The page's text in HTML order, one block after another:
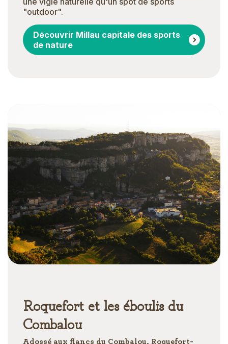
"outdoor".
Découvrir Millau capitale des sports
de nature
Roquefort et les éboulis du
Combalou
Adossé aux flancs du Combalou, Roquefort-